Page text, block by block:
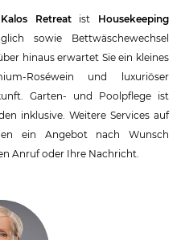
Kalos Retreatist Housekeeping
sowie Bettwäschewechsel
hinaus erwartet Sie ein kleines
Roséwein und luxuriöser
Garten- und Poolpflege ist
inklusive. Weitere Services auf
ein Angebot nach Wunsch
Anruf oder Ihre Nachricht.